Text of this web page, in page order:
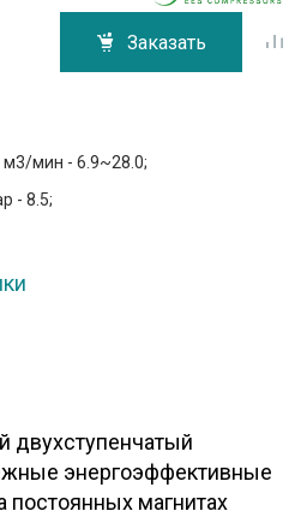
Заказать
м3/мин - 6.9~28.0;
- 8.5;
двухступенчатый
энергоэффективные
постоянных магнитах